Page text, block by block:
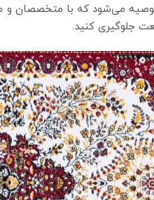
می‌شود که با متخصصان و
جلوگیری کنید.